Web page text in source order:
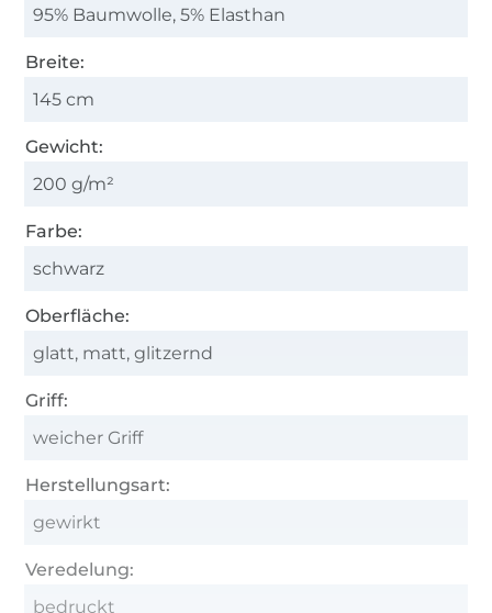
95% Baumwolle, 5% Elasthan
Breite:
145 cm
Gewicht:
200 g/m²
Farbe:
schwarz
Oberfläche:
glatt, matt, glitzernd
Griff:
weicher Griff
Herstellungsart:
gewirkt
Veredelung:
bedruckt